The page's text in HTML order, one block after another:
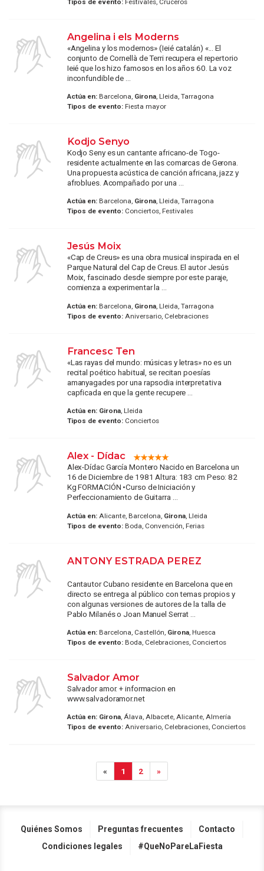
Angelina i els Moderns
«Angelina y los modernos» (Ieié catalán) «... El
conjunto de Cornellà de Terri recupera el repertorio
Ieié que los hizo famosos en los años 60. La voz
inconfundible de ...
Actúa en:Barcelona, Girona, Lleida, Tarragona
Tipos de evento:Fiesta mayor
Kodjo Senyo
Kodjo Seny es un cantante africano-de Togo-
residente actualmente en las comarcas de Gerona.
Una propuesta acústica de canción africana, jazz y
afroblues. Acompañado por una ...
Actúa en:Barcelona, Girona, Lleida, Tarragona
Tipos de evento:Conciertos, Festivales
Jesús Moix
«Cap de Creus» es una obra musical inspirada en el
Parque Natural del Cap de Creus. El autor Jesús
Moix, fascinado desde siempre por este paraje,
comienza a experimentar la ...
Actúa en:Barcelona, Girona, Lleida, Tarragona
Tipos de evento:Aniversario, Celebraciones
Francesc Ten
«Las rayas del mundo: músicas y letras» no es un
recital poético habitual, se recitan poesías
amanyagades por una rapsodia interpretativa
capficada en que la gente recupere ...
Actúa en: Girona, Lleida
Tipos de evento:Conciertos
Alex - Dídac
Alex-Dídac García Montero Nacido en Barcelona un
16 de Diciembre de 1981 Altura: 183 cm Peso: 82
Kg FORMACIÓN •Curso de Iniciación y
Perfeccionamiento de Guitarra ...
Actúa en:Alicante, Barcelona, Girona, Lleida
Tipos de evento:Boda, Convención, Ferias
ANTONY ESTRADA PEREZ
Cantautor Cubano residente en Barcelona que en
directo se entrega al público con temas propios y
con algunas versiones de autores de la talla de
Pablo Milanés o Joan Manuel Serrat ...
Actúa en:Barcelona, Castellón, Girona, Huesca
Tipos de evento:Boda, Celebraciones, Conciertos
Salvador Amor
Salvador amor. + informacion en
www.salvadoramor.net
Actúa en: Girona, Álava, Albacete, Alicante, Almería
Tipos de evento:Aniversario, Celebraciones, Conciertos
« 1 2 »
Quiénes Somos Preguntas frecuentes
Contacto
Condiciones legales
#QueNoPareLaFiesta